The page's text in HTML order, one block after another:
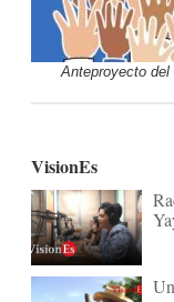
Anteproyecto del
VisionEs